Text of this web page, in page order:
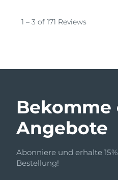
Bekomme
Angebote
Abonniere und erhalte
Bestellung!